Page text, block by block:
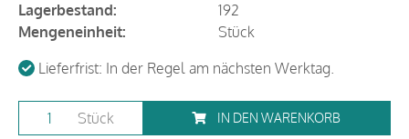
Lagerbestand:
192
Mengeneinheit:
Stück
Lieferfrist: In der Regel am nächsten Werktag.
Stück IN DEN WARENKORB